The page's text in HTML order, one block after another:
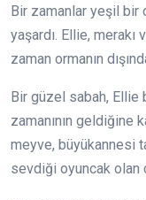
Bir zamanlar yeşil bir
yaşardı. Ellie, merakı
zaman ormanın
Bir güzel sabah, Ellie
zamanının geldiğine
meyve, büyükannesi
sevdiği oyuncak olan